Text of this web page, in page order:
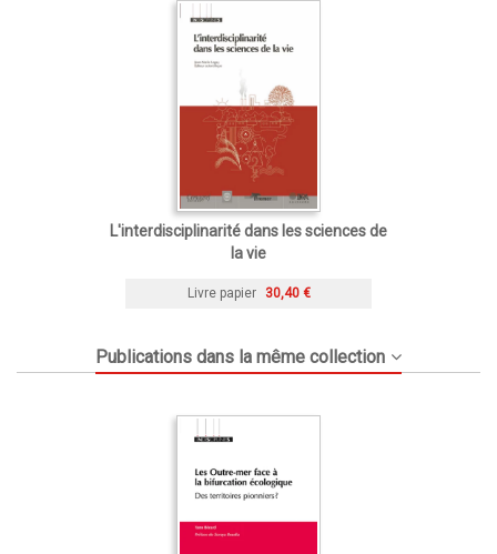
L'interdisciplinarité dans les sciences de
la vie
Livre papier 30,40 €
Publications dans la même collection